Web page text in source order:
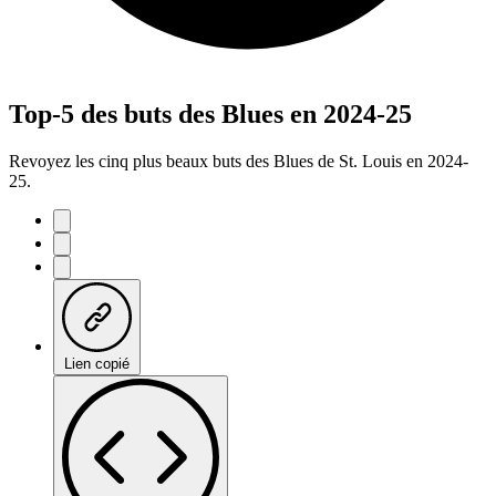
Top-5 des buts des Blues en 2024-25
Revoyez les cinq plus beaux buts des Blues de St. Louis en 2024-
25.
Lien copié